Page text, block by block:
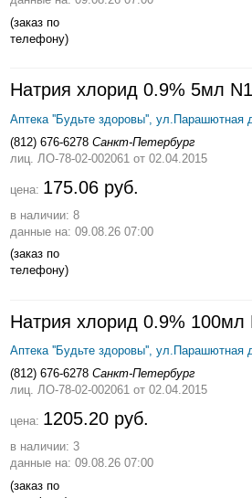
(заказ по
телефону)
Натрия хлорид 0.9% 5мл
Аптека ''Будьте здоровы'', ул.Парашютная
(812) 676-6278 Санкт-Петербург
лиц. ЛО-78-02-002061 от 02.04.2015
цена: 175.06 руб.
в наличии: 8
данные на: 09.08.26 07:00
(заказ по
телефону)
Натрия хлорид 0.9%
Аптека ''Будьте здоровы'', ул.Парашютная
(812) 676-6278 Санкт-Петербург
лиц. ЛО-78-02-002061 от 02.04.2015
цена: 1205.20 руб.
в наличии: 3
данные на: 09.08.26 07:00
(заказ по